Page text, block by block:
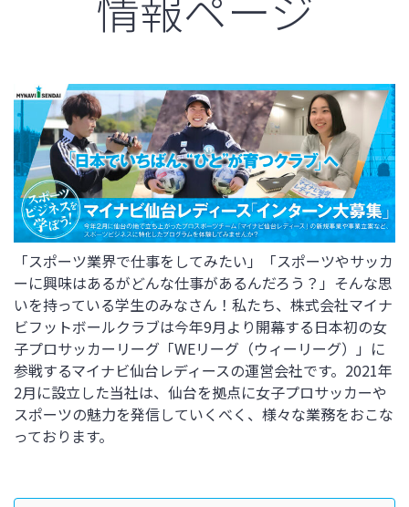
「スポーツ業界で仕事をしてみたい」「スポーツやサッカ
ーに興味はあるがどんな仕事があるんだろう？」そんな思
いを持っている学生のみなさん！私たち、株式会社マイナ
ビフットボールクラブは今年9月より開幕する日本初の女
子プロサッカーリーグ「WEリーグ（ウィーリーグ）」に
参戦するマイナビ仙台レディースの運営会社です。2021年
2月に設立した当社は、仙台を拠点に女子プロサッカーや
スポーツの魅力を発信していくべく、様々な業務をおこな
っております。